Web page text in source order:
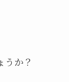
うか？